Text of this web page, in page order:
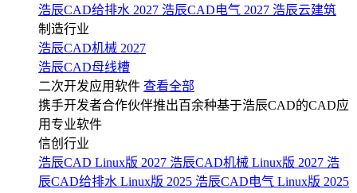
浩辰CAD给排水 2027 浩辰CAD电气 2027 浩辰云建筑
制造行业
浩辰CAD机械 2027
浩辰CAD母线槽
二次开发应用软件 查看全部
携手开发者合作伙伴推出百余种基于浩辰CAD的CAD应
用专业软件
信创行业
浩辰CAD Linux版 2027 浩辰CAD机械 Linux版 2027 浩
辰CAD给排水 Linux版 2025 浩辰CAD电气 Linux版 2025